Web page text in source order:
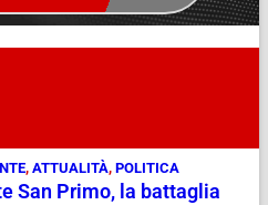
, ATTUALITÀ, POLITICA
San Primo, la battaglia